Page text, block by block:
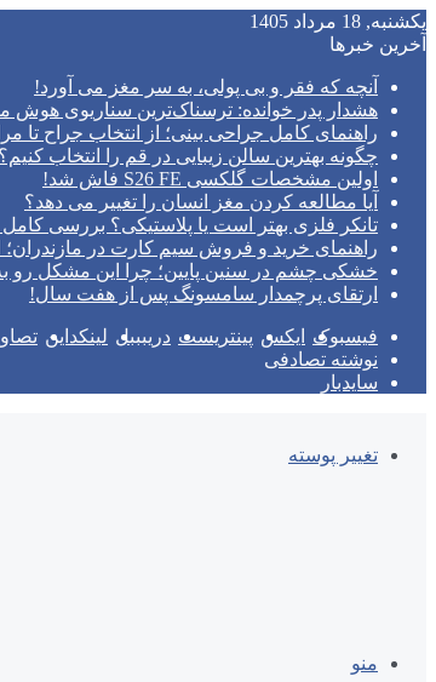
یکشنبه, 18 مرداد 1405
آخرین خبرها
آنچه که فقر و بی‌ پولی، به سر مغز می‌ آورد!
هشدار پدر خوانده: ترسناک‌ترین سناریوی هوش
راهنمای کامل جراحی بینی؛ از انتخاب جراح تا
چگونه بهترین سالن زیبایی در قم را انتخاب کنیم؟ 7 نکته طلایی قبل از رزرو وقت
اولین مشخصات گلکسی S26 FE فاش شد!
آیا مطالعه کردن مغز انسان را تغییر می‌ دهد؟
تانکر فلزی بهتر است یا پلاستیکی؟ بررسی کامل
راهنمای خرید و فروش سیم کارت در
خشکی چشم در سنین پایین؛ چرا این مشکل رو
ارتقای پرچمدار سامسونگ پس از هفت سال!
فیسبوک ایکس پینتریست دریبببل لینکداین
نوشته تصادفی
سایدبار
تغییر پوسته
منو